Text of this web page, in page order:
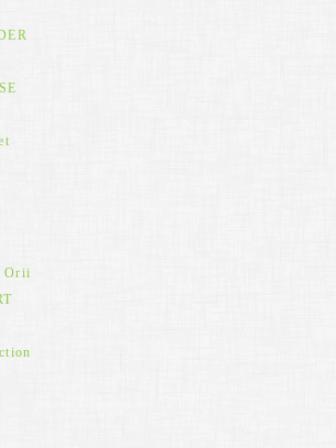
Orii